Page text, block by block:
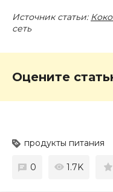
Источник статьи:
сеть
Оцените
продукты питания
0 1.7K